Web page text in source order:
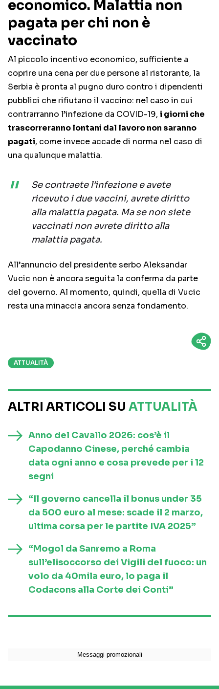
economico. Malattia non
pagata per chi non è
vaccinato
Al piccolo incentivo economico, sufficiente a
coprire una cena per due persone al ristorante, la
Serbia è pronta al pugno duro contro i dipendenti
pubblici che rifiutano il vaccino: nel caso in cui
contrarranno l’infezione da COVID-19, i giorni che
trascorreranno lontani dal lavoro non saranno
pagati, come invece accade di norma nel caso di
una qualunque malattia.
Se contraete l’infezione e avete
ricevuto i due vaccini, avrete diritto
alla malattia pagata. Ma se non siete
vaccinati non avrete diritto alla
malattia pagata.
All’annuncio del presidente serbo Aleksandar
Vucic non è ancora seguita la conferma da parte
del governo. Al momento, quindi, quella di Vucic
resta una minaccia ancora senza fondamento.
ATTUALITÀ
ALTRI ARTICOLI SU ATTUALITÀ
Anno del Cavallo 2026: cos’è il
Capodanno Cinese, perché cambia
data ogni anno e cosa prevede per i 12
segni
“Il governo cancella il bonus under 35
da 500 euro al mese: scade il 2 marzo,
ultima corsa per le partite IVA 2025”
“Mogol da Sanremo a Roma
sull’elisoccorso dei Vigili del fuoco: un
volo da 40mila euro, lo paga il
Codacons alla Corte dei Conti”